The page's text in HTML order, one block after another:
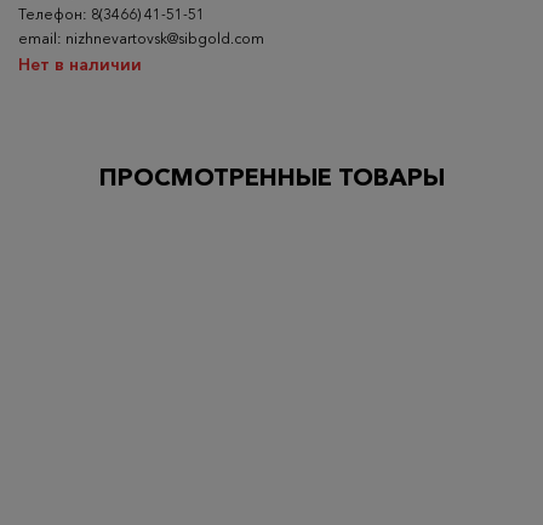
Телефон: 8(3466) 41-51-51
email: nizhnevartovsk@sibgold.com
Нет в наличии
ПРОСМОТРЕННЫЕ ТОВАРЫ